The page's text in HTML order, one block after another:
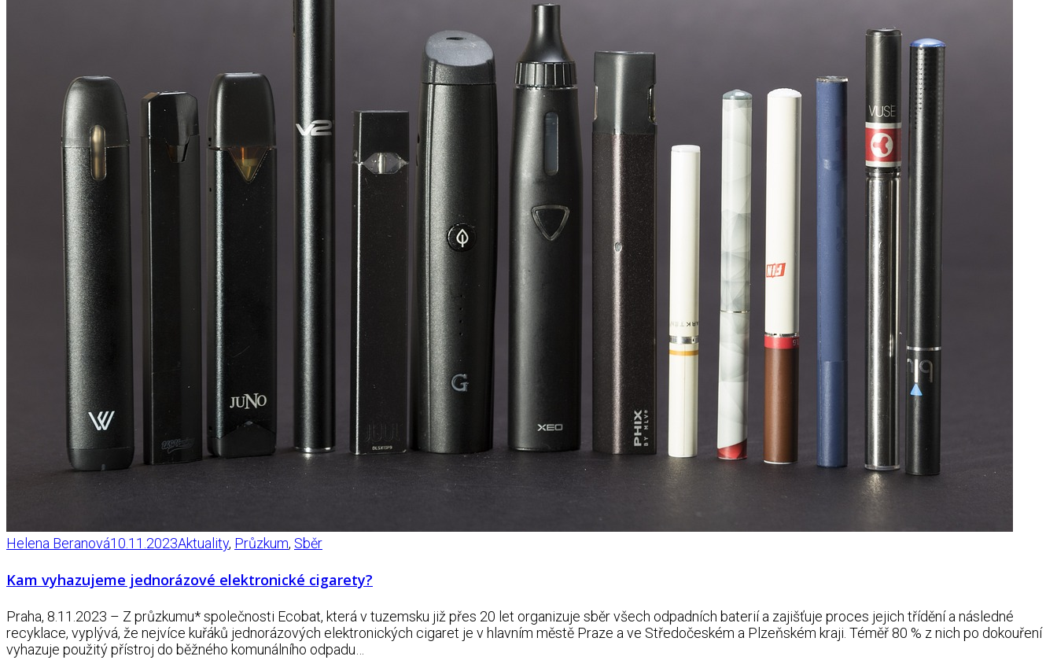
Helena Beranová10.11.2023Aktuality, Průzkum, Sběr
Kam vyhazujeme jednorázové elektronické cigarety?
Praha, 8.11.2023 – Z průzkumu* společnosti Ecobat, která v tuzemsku již přes 20 let organizuje sběr všech odpadních baterií a zajišťuje proces jejich třídění a následné
recyklace, vyplývá, že nejvíce kuřáků jednorázových elektronických cigaret je v hlavním městě Praze a ve Středočeském a Plzeňském kraji. Téměř 80 % z nich po dokouření
vyhazuje použitý přístroj do běžného komunálního odpadu…